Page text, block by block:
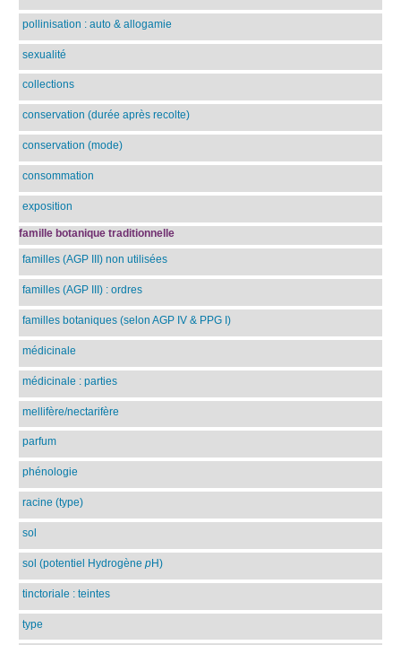
pollinisation : auto & allogamie
sexualité
collections
conservation (durée après recolte)
conservation (mode)
consommation
exposition
famille botanique traditionnelle
familles (AGP III) non utilisées
familles (AGP III) : ordres
familles botaniques (selon AGP IV & PPG I)
médicinale
médicinale : parties
mellifère/nectarifère
parfum
phénologie
racine (type)
sol
sol (potentiel Hydrogène pH)
tinctoriale : teintes
type